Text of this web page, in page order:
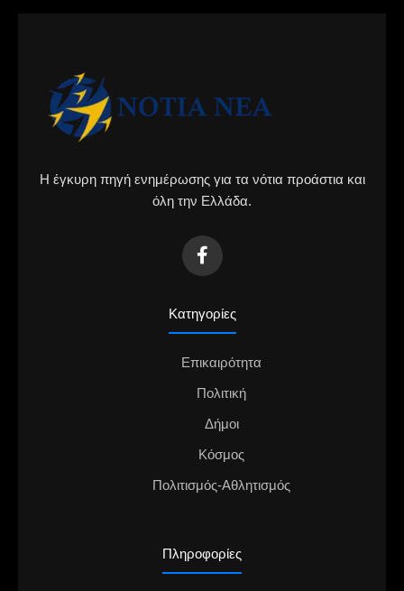
Η έγκυρη πηγή ενημέρωσης για τα νότια προάστια και
όλη την Ελλάδα.
Κατηγορίες
Επικαιρότητα
Πολιτική
Δήμοι
Κόσμος
Πολιτισμός-Αθλητισμός
Πληροφορίες